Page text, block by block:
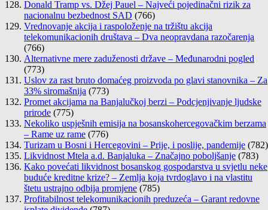
Donald Tramp vs. Džej Pauel – Najveći pojedinačni rizik za
nacionalnu bezbednost SAD (766)
Vrednovanje akcija i raspoloženje na tržištu akcija
telekomunikacionih društava – Dva neopravdana razočarenja
(766)
Alternativne mere zaduženosti države – Međunarodni pogled
(773)
Uslov za rast bruto domaćeg proizvoda po glavi stanovnika – Za
33% siromašnija (773)
Promet akcijama na Banjalučkoj berzi – Podcjenjivanje ljudske
prirode (775)
Nekoliko uspješnih emisija na bosanskohercegovačkim berzama
– Rame uz rame (776)
Turizam u Bosni i Hercegovini – Prije, i poslije, pandemije (782)
Likvidnost Mtela a.d. Banjaluka – Značajno poboljšanje (783)
Kako povećati likvidnost bosanskog gospodarstva u svjetlu neke
buduće kreditne krize? – Zemlja koja tvrdoglavo i na vlastitu
štetu ustrajno odbija promjene (785)
Profitabilnost telekomunikacionih preduzeća – Garant redovne